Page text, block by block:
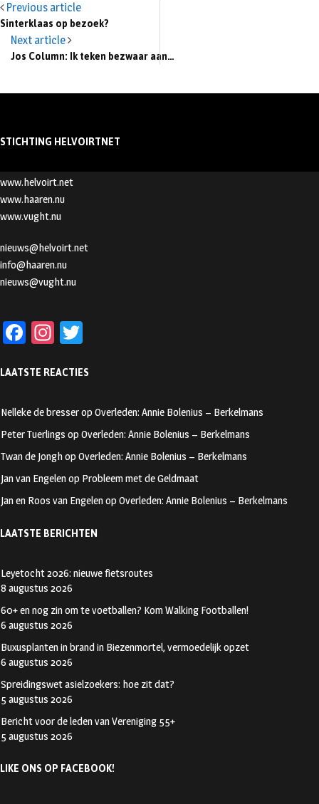
Previous article
Sinterklaas op bezoek?
Next article
Jos Column: Ik teken bezwaar aan…
STICHTING HELVOIRTNET
www.helvoirt.net
www.haaren.nu
www.vught.nu
nieuws@helvoirt.net
info@haaren.nu
nieuws@vught.nu
Fa
b
oo
k
In
ag
m
tt
LAATSTE REACTIES
Nelleke de bresserop Overleden: Annie Bolenius – Berkelmans
Peter Tuerlings op Overleden: Annie Bolenius – Berkelmans
Twan de Jonghop Overleden: Annie Bolenius – Berkelmans
Jan van Engelenop Probleem met de Geldmaat
Jan en Roos van Engelenop Overleden: Annie Bolenius – Berkelmans
LAATSTE BERICHTEN
Leyetocht 2026: nieuwe fietsroutes
8 augustus 2026
60+ en nog zin om te voetballen? Kom Walking Footballen!
6 augustus 2026
Buxusplanten in brand in Biezenmortel, vermoedelijk opzet
6 augustus 2026
Spreidingswet asielzoekers: hoe zit dat?
5 augustus 2026
Bericht voor de leden van Vereniging 55+
5 augustus 2026
LIKE ONS OP FACEBOOK!